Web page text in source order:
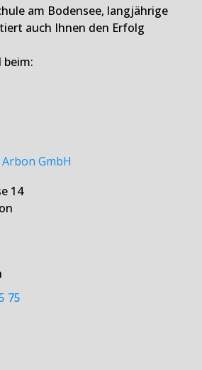
am Bodensee, langjährige
auch Ihnen den Erfolg
GmbH
14
75